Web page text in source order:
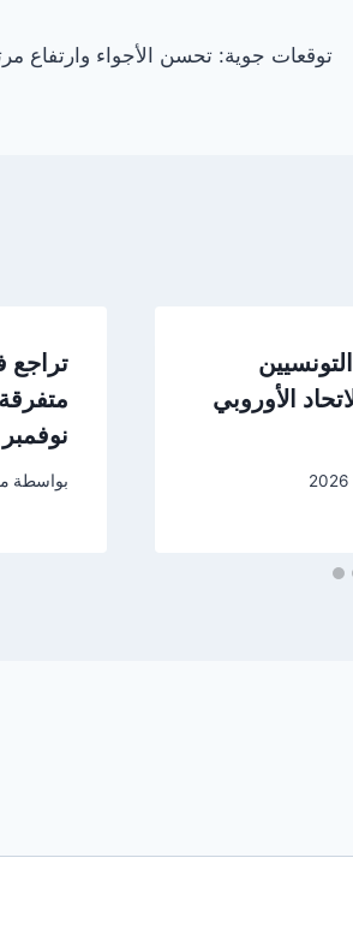
توقعات جوية: تحسن الأجواء وارتفاع
الأوروبي
تراجع
نوفمبر 2025
بواسطة